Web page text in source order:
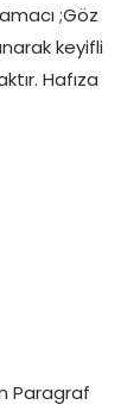
;Göz
keyifli
Hafıza
Paragraf